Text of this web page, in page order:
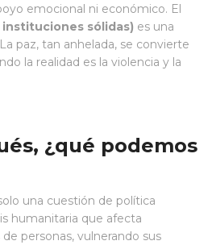
emocional ni económico. El
instituciones sólidas) es una
paz, tan anhelada, se convierte
la realidad es la violencia y la
¿qué podemos
una cuestión de política
humanitaria que afecta
personas, vulnerando sus